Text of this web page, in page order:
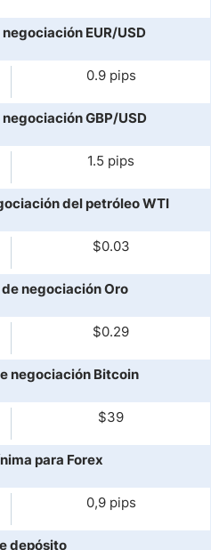
EUR/USD
0.9 pips
GBP/USD
1.5 pips
del petróleo WTI
$0.03
negociación Oro
$0.29
negociación Bitcoin
$39
para Forex
0,9 pips
depósito